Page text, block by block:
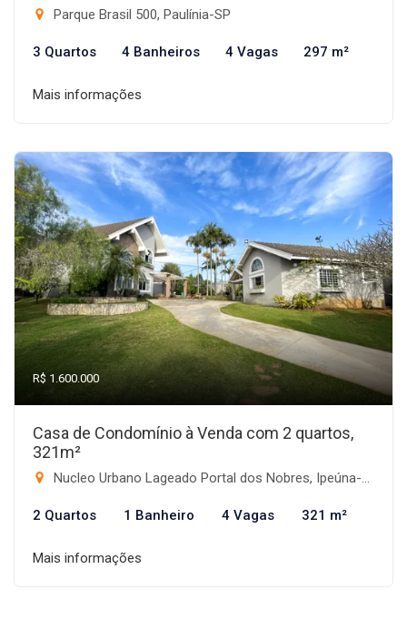
Parque Brasil 500, Paulínia-SP
3 Quartos 4 Banheiros 4 Vagas 297 m²
Mais informações
R$ 1.600.000
Casa de Condomínio à Venda com 2 quartos,
321m²
Nucleo Urbano Lageado Portal dos Nobres, Ipeúna-SP
2 Quartos 1 Banheiro 4 Vagas 321 m²
Mais informações